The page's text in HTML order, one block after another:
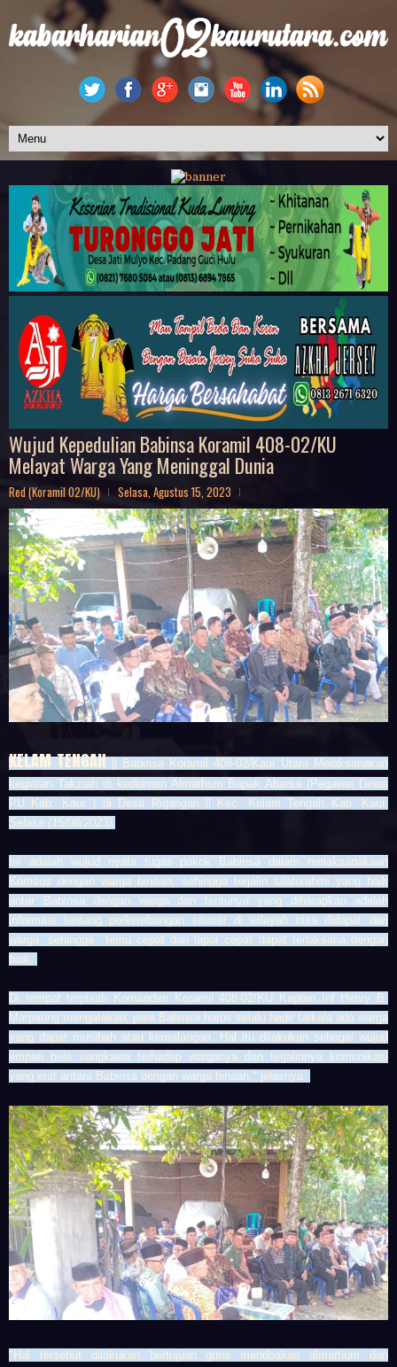
Wujud Kepedulian Babinsa Koramil 408-02/KU
Melayat Warga Yang Meninggal Dunia
Red (Koramil 02/KU) Selasa, Agustus 15, 2023
KELAM TENGAH || Babinsa Koramil 408-02/Kaur Utara Melaksanakan
kegiatan Takziah di kediaman Almarhum Bapak Abarsa (Pegawai Dinas
PU Kab. Kaur ) di Desa Rigangan ll Kec. Kelam Tengah Kab. Kaur.
Selasa (15/08/2023).
Ini adalah wujud nyata tugas pokok Babinsa dalam melaksanakaan
Komsos dengan warga binaan, sehingga terjalin silaturahmi yang baik
antar Babinsa dengan warga dan tentunya yang diharapkan adalah
informasi tentang perkembangan situasi di wilayah bisa didapat dari
warga, sehingga temu cepat dan lapor cepat dapat terlaksana dengan
baik.
Di tempat terpisah Komandan Koramil 408-02/KU Kapten Inf Henry B.
Marpaung mengatakan, para Babinsa harus selalu hadir tatkala ada warga
yang dapat musibah atau kemalangan. Hal itu dilakukan sebagai wujud
empati bela sungkawa terhadap warganya dan terjalinnya komunikasi
yang erat antara Babinsa dengan warga binaan," jelasnya.
"Hal tersebut dilakukan bertujuan guna mendoakan almarhum dan